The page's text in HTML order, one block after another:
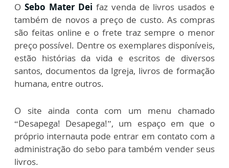
O Sebo Mater Dei faz venda de livros usados e
também de novos a preço de custo. As compras
são feitas online e o frete traz sempre o menor
preço possível. Dentre os exemplares disponíveis,
estão histórias da vida e escritos de diversos
santos, documentos da Igreja, livros de formação
humana, entre outros.
O site ainda conta com um menu chamado
“Desapega! Desapega!”, um espaço em que o
próprio internauta pode entrar em contato com a
administração do sebo para também vender seus
livros.